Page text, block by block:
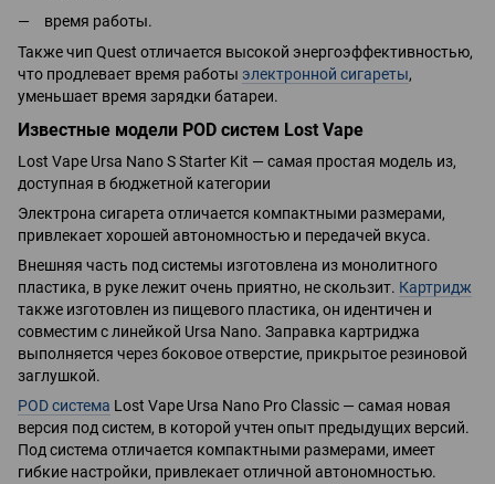
время работы.
Также чип Quest отличается высокой энергоэффективностью,
что продлевает время работы электронной сигареты,
уменьшает время зарядки батареи.
Известные модели POD систем Lost Vape
Lost Vape Ursa Nano S Starter Kit — самая простая модель из,
доступная в бюджетной категории
Электрона сигарета отличается компактными размерами,
привлекает хорошей автономностью и передачей вкуса.
Внешняя часть под системы изготовлена из монолитного
пластика, в руке лежит очень приятно, не скользит. Картридж
также изготовлен из пищевого пластика, он идентичен и
совместим с линейкой Ursa Nano. Заправка картриджа
выполняется через боковое отверстие, прикрытое резиновой
заглушкой.
POD система Lost Vape Ursa Nano Pro Classic — самая новая
версия под систем, в которой учтен опыт предыдущих версий.
Под система отличается компактными размерами, имеет
гибкие настройки, привлекает отличной автономностью.